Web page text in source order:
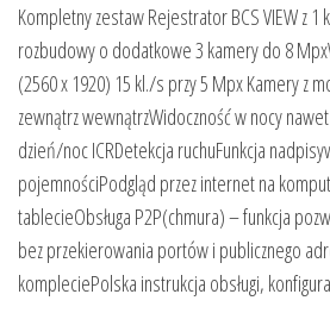
Kompletny zestaw Rejestrator BCS VIEW z
rozbudowy o dodatkowe 3 kamery do 8
(2560 x 1920) 15 kl./s przy 5 Mpx Kamery z
zewnątrz wewnątrzWidoczność w nocy
dzień/noc ICRDetekcja ruchuFunkcja
pojemnościPodgląd przez internet na
tablecieObsługa P2P(chmura) – funkcja
bez przekierowania portów i publicznego
kompleciePolska instrukcja obsługi,